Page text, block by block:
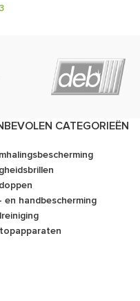
CATEGORIEËN
en handbescherming